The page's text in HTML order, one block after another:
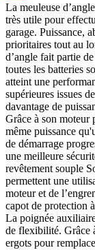
La meuleuse
très utile pour
garage. Puissance,
prioritaires tout au
d’angle fait partie
toutes les batteries
atteint une
supérieures issues
davantage de
Grâce à son moteur
même puissance
de démarrage
une meilleure
revêtement souple
permettent une
moteur et de
capot de protection
La poignée
de flexibilité. Grâce
ergots pour